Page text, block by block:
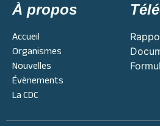
À propos
Accueil
Organismes
Nouvelles
Évènements
La CDC